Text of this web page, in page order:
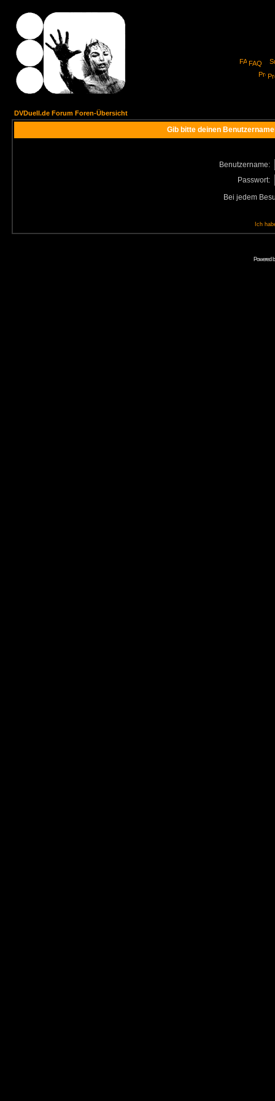
FAQ
DVDuell.de Forum Foren-Übersicht
Gib bitte deinen
Benutzername:
Passwort:
Bei jedem
Ich
Powered